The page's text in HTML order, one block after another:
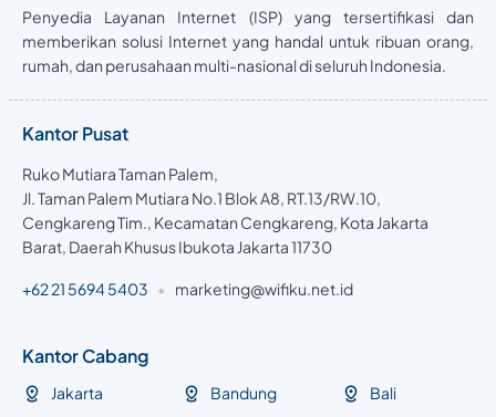
Penyedia Layanan Internet (ISP) yang tersertifikasi dan
memberikan solusi Internet yang handal untuk ribuan orang,
rumah, dan perusahaan multi-nasional di seluruh Indonesia.
Kantor Pusat
Ruko Mutiara Taman Palem,
Jl. Taman Palem Mutiara No.1 Blok A8, RT.13/RW.10,
Cengkareng Tim., Kecamatan Cengkareng, Kota Jakarta
Barat, Daerah Khusus Ibukota Jakarta 11730
+62 21 5694 5403 • marketing@wifiku.net.id
Kantor Cabang
Jakarta
Bandung
Bali